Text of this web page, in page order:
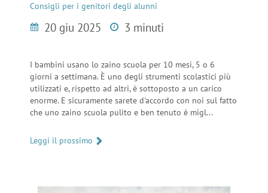
Consigli per i genitori degli alunni
20 giu 2025 3 minuti
I bambini usano lo zaino scuola per 10 mesi, 5 o 6
giorni a settimana. È uno degli strumenti scolastici più
utilizzati e, rispetto ad altri, è sottoposto a un carico
enorme. E sicuramente sarete d'accordo con noi sul fatto
che uno zaino scuola pulito e ben tenuto è migl...
Leggi il prossimo